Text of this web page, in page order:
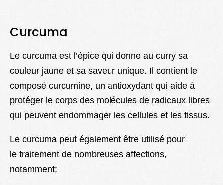
Curcuma
Le curcuma est l’épice qui donne au curry sa
couleur jaune et sa saveur unique. Il contient le
composé curcumine, un antioxydant qui aide à
protéger le corps des molécules de radicaux libres
qui peuvent endommager les cellules et les tissus.
Le curcuma peut également être utilisé pour
le traitement de nombreuses affections,
notamment: